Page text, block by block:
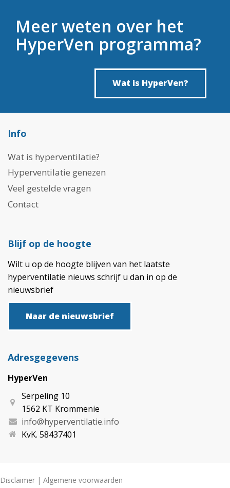
Meer weten over het
HyperVen programma?
Wat is HyperVen?
Info
Wat is hyperventilatie?
Hyperventilatie genezen
Veel gestelde vragen
Contact
Blijf op de hoogte
Wilt u op de hoogte blijven van het laatste
hyperventilatie nieuws schrijf u dan in op de
nieuwsbrief
Naar de nieuwsbrief
Adresgegevens
HyperVen
Serpeling 10
1562 KT Krommenie
info@hyperventilatie.info
KvK. 58437401
Disclaimer | Algemene voorwaarden